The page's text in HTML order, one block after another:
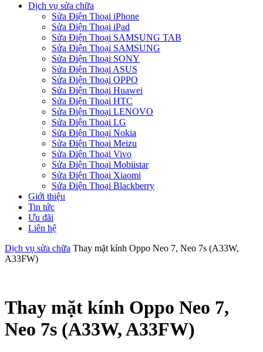
Dịch vụ sửa chữa
Sửa Điện Thoại iPhone
Sửa Điện Thoại iPad
Sửa Điện Thoại SAMSUNG TAB
Sửa Điện Thoại SAMSUNG
Sửa Điện Thoại SONY
Sửa Điện Thoại ASUS
Sửa Điện Thoại OPPO
Sửa Điện Thoại Huawei
Sửa Điện Thoại HTC
Sửa Điện Thoại LENOVO
Sửa Điện Thoại LG
Sửa Điện Thoại Nokia
Sửa Điện Thoại Meizu
Sửa Điện Thoại Vivo
Sửa Điện Thoại Mobiistar
Sửa Điện Thoại Xiaomi
Sửa Điện Thoại Blackberry
Giới thiệu
Tin tức
Ưu đãi
Liên hệ
Dịch vụ sửa chữa Thay mặt kính Oppo Neo 7, Neo 7s (A33W,
A33FW)
Thay mặt kính Oppo Neo 7,
Neo 7s (A33W, A33FW)